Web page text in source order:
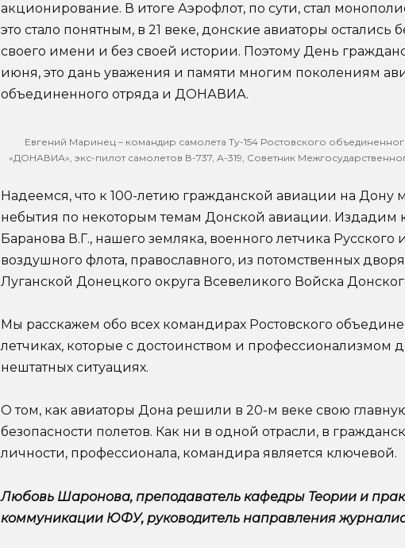
акционирование. В итоге Аэрофлот, по сути, стал
это стало понятным, в 21 веке, донские авиаторы остались
своего имени и без своей истории. Поэтому День
июня, это дань уважения и памяти многим поколениям
объединенного отряда и ДОНАВИА.
Евгений Маринец – командир самолета Ту-154 Ростовского
«ДОНАВИА», экс-пилот самолетов В-737, А-319, Советник
Надеемся, что к 100-летию гражданской авиации на Дону
небытия по некоторым темам Донской авиации. Издадим
Баранова В.Г., нашего земляка, военного летчика Русского
воздушного флота, православного, из потомственных
Луганской Донецкого округа Всевеликого Войска
Мы расскажем обо всех командирах Ростовского
летчиках, которые с достоинством и профессионализмом
нештатных ситуациях.
О том, как авиаторы Дона решили в 20-м веке свою
безопасности полетов. Как ни в одной отрасли, в
личности, профессионала, командира является ключевой.
Любовь Шаронова, преподаватель кафедры Теории и
коммуникации ЮФУ, руководитель направления